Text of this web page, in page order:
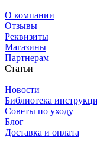
О компании
Отзывы
Реквизиты
Магазины
Партнерам
Статьи
Новости
Библиотека
Советы по уходу
Блог
Доставка и оплата